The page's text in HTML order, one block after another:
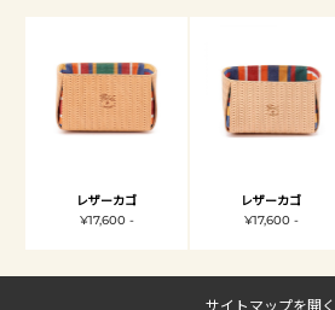
レザーカゴ
¥17,600 -
レザーカゴ
¥17,600 -
サイトマップを開く